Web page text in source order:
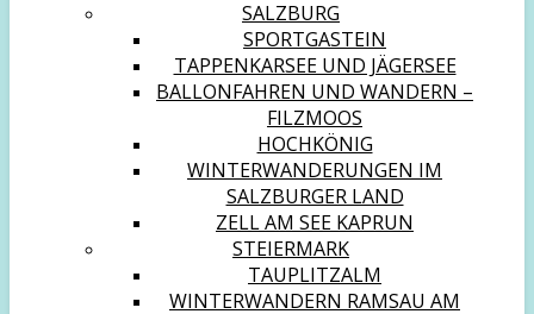
SALZBURG
SPORTGASTEIN
TAPPENKARSEE UND JÄGERSEE
BALLONFAHREN UND WANDERN –
FILZMOOS
HOCHKÖNIG
WINTERWANDERUNGEN IM
SALZBURGER LAND
ZELL AM SEE KAPRUN
STEIERMARK
TAUPLITZALM
WINTERWANDERN RAMSAU AM